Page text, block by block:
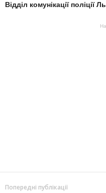
Відділ комунікації поліції
Попередні публікації